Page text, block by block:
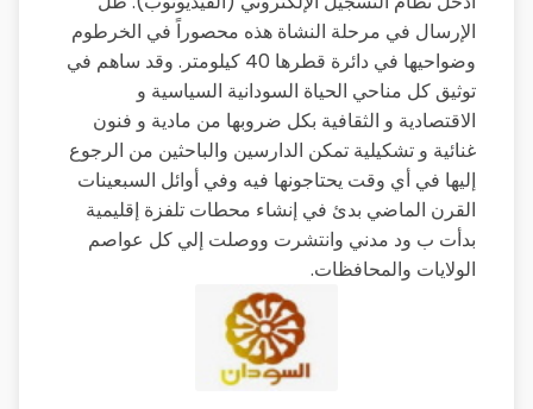
الإرسال في مرحلة النشاة هذه محصوراً في الخرطوم
وضواحيها في دائرة قطرها 40 كيلومتر. وقد ساهم في
توثيق كل مناحي الحياة السودانية السياسية و
الاقتصادية و الثقافية بكل ضروبها من مادية و فنون
غنائية و تشكيلية تمكن الدارسين والباحثين من الرجوع
إليها في أي وقت يحتاجونها فيه وفي أوائل السبعينات
القرن الماضي بدئ في إنشاء محطات تلفزة إقليمية
بدأت ب ود مدني وانتشرت ووصلت إلي كل عواصم
الولايات والمحافظات.